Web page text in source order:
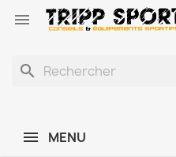

search
MENU